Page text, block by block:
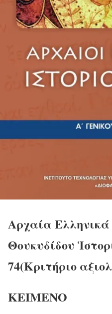
Αρχαία Ελληνικά
Θουκυδίδου
74(Κριτήριο
ΚΕΙΜΕΝΟ